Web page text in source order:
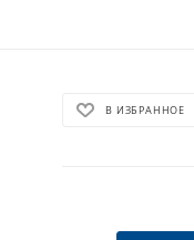
В ИЗБРАННОЕ